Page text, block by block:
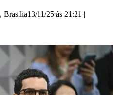
, Brasília13/11/25 às 21:21 |